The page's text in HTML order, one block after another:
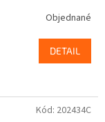
Objednané
DETAIL
Kód: 202434C